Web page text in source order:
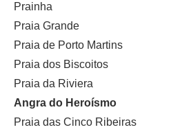
Prainha
Praia Grande
Praia de Porto Martins
Praia dos Biscoitos
Praia da Riviera
Angra do Heroísmo
Praia das Cinco Ribeiras